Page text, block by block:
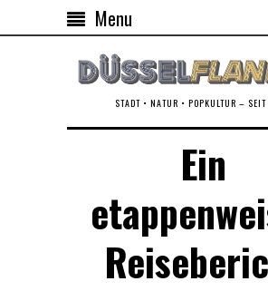
Menu
STADT • NATUR • POPKULTUR –
Ein